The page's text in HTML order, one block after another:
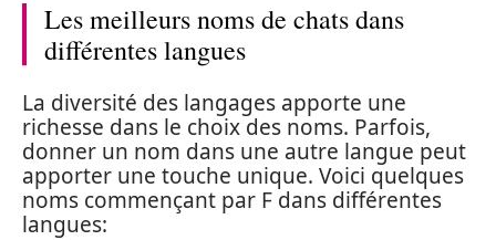
Les meilleurs noms de chats dans
différentes langues
La diversité des langages apporte une
richesse dans le choix des noms. Parfois,
donner un nom dans une autre langue peut
apporter une touche unique. Voici quelques
noms commençant par F dans différentes
langues: